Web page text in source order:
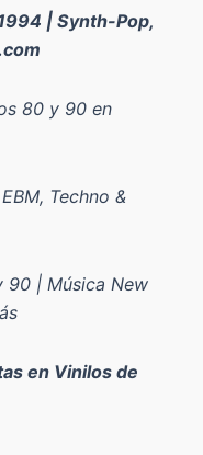
| Synth-Pop,
80 y 90 en
Techno &
90 | Música New
en Vinilos de